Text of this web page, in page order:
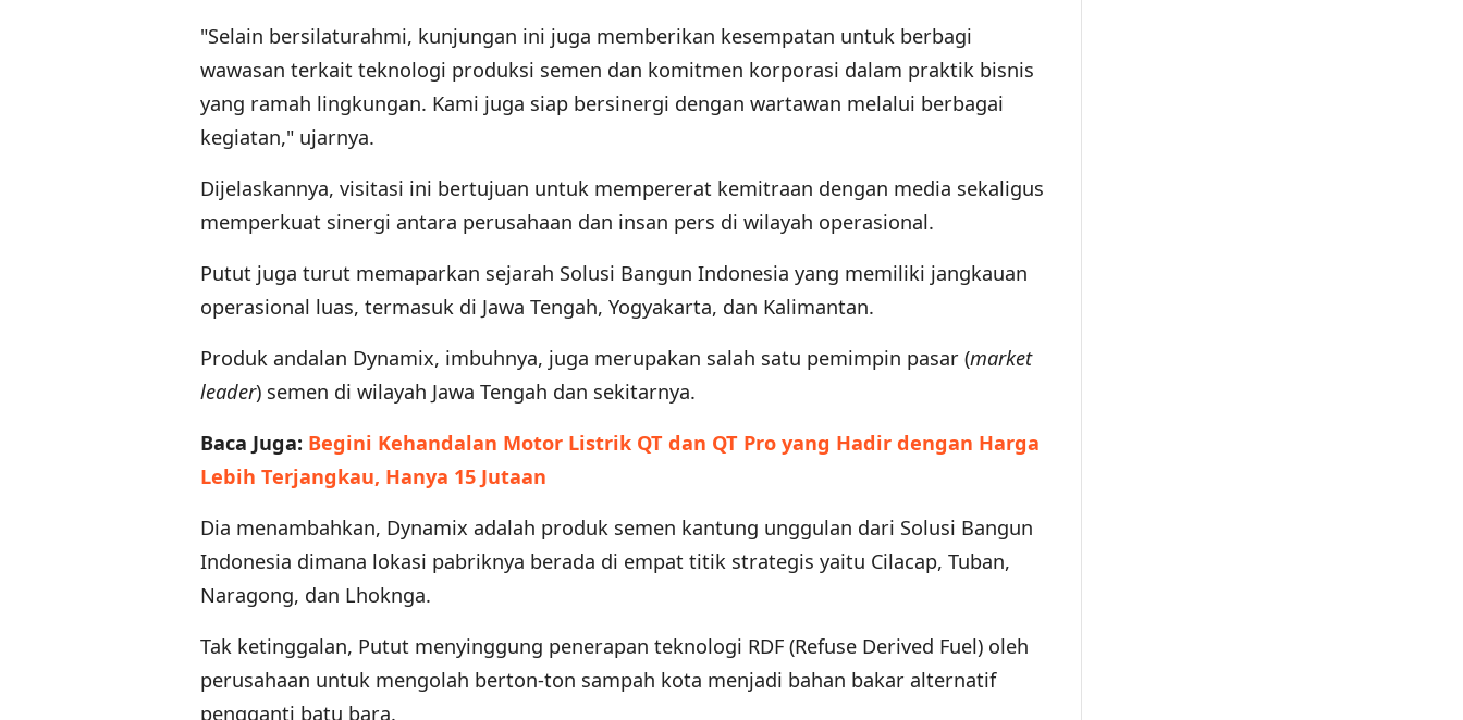
"Selain bersilaturahmi, kunjungan ini juga memberikan kesempatan untuk berbagi
wawasan terkait teknologi produksi semen dan komitmen korporasi dalam praktik bisnis
yang ramah lingkungan. Kami juga siap bersinergi dengan wartawan melalui berbagai
kegiatan," ujarnya.
Dijelaskannya, visitasi ini bertujuan untuk mempererat kemitraan dengan media sekaligus
memperkuat sinergi antara perusahaan dan insan pers di wilayah operasional.
Putut juga turut memaparkan sejarah Solusi Bangun Indonesia yang memiliki jangkauan
operasional luas, termasuk di Jawa Tengah, Yogyakarta, dan Kalimantan.
Produk andalan Dynamix, imbuhnya, juga merupakan salah satu pemimpin pasar (market
leader) semen di wilayah Jawa Tengah dan sekitarnya.
Baca Juga: Begini Kehandalan Motor Listrik QT dan QT Pro yang Hadir dengan Harga
Lebih Terjangkau, Hanya 15 Jutaan
Dia menambahkan, Dynamix adalah produk semen kantung unggulan dari Solusi Bangun
Indonesia dimana lokasi pabriknya berada di empat titik strategis yaitu Cilacap, Tuban,
Naragong, dan Lhoknga.
Tak ketinggalan, Putut menyinggung penerapan teknologi RDF (Refuse Derived Fuel) oleh
perusahaan untuk mengolah berton-ton sampah kota menjadi bahan bakar alternatif
pengganti batu bara.